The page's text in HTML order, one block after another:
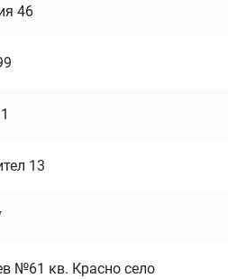
46
13
№61 кв. Красно село